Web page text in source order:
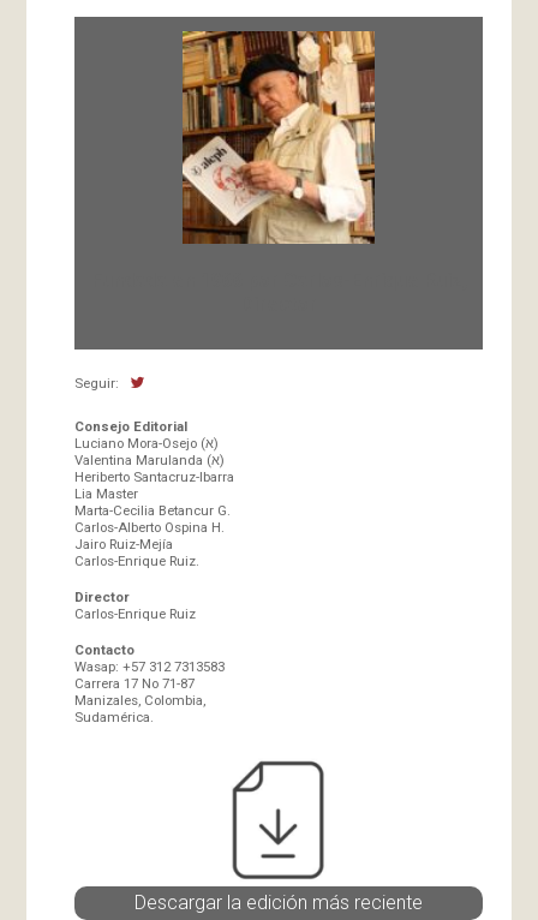
Seguir:
Consejo Editorial
Luciano Mora-Osejo (א)
Valentina Marulanda (א)
Heriberto Santacruz-Ibarra
Lia Master
Marta-Cecilia Betancur G.
Carlos-Alberto Ospina H.
Jairo Ruiz-Mejía
Carlos-Enrique Ruiz.
Director
Carlos-Enrique Ruiz
Contacto
Wasap: +57 312 7313583
Carrera 17 No 71-87
Manizales, Colombia,
Sudamérica.
Descargar la edición más reciente